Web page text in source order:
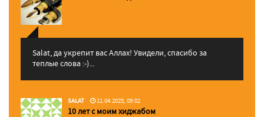
Salat, да укрепит вас Аллаx! Увидели, спасибо за
теплые слова :-)...
SALAT 11.04.2025, 09:02
10 лет с моим хиджабом